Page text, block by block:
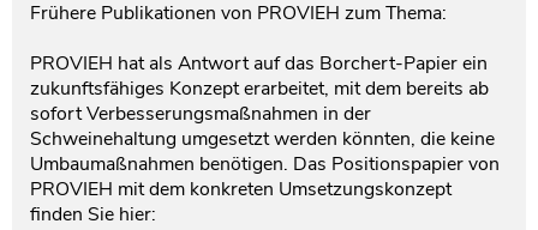
Frühere Publikationen von PROVIEH zum Thema:
PROVIEH hat als Antwort auf das Borchert-Papier ein
zukunftsfähiges Konzept erarbeitet, mit dem bereits ab
sofort Verbesserungsmaßnahmen in der
Schweinehaltung umgesetzt werden könnten, die keine
Umbaumaßnahmen benötigen. Das Positionspapier von
PROVIEH mit dem konkreten Umsetzungskonzept
finden Sie hier: